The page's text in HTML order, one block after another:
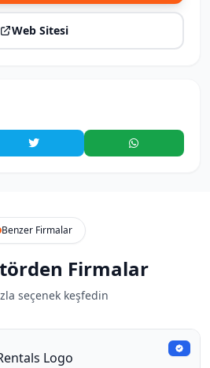
Web Sitesi
Benzer Firmalar
Firmalar
seçenek keşfedin